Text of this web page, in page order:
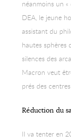
néanmoins un
DEA, le jeune
assistant du
hautes sphères
silences des
Macron veut
prés des
Réduction du
Il va tenter en